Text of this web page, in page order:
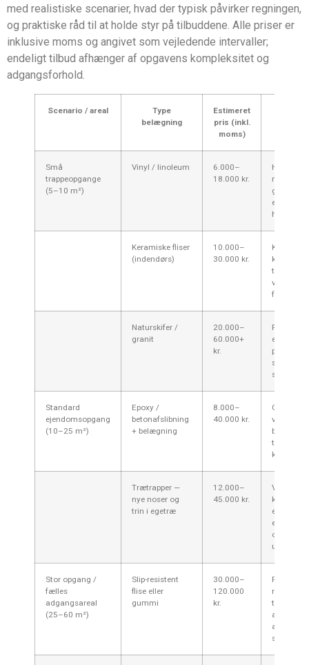
med realistiske scenarier, hvad der typisk påvirker regningen,
og praktiske råd til at holde styr på tilbuddene. Alle priser er
inklusive moms og angivet som vejledende intervaller;
endeligt tilbud afhænger af opgavens kompleksitet og
adgangsforhold.
Scenario / areal
Type
belægning
Estimeret
pris (inkl.
moms)
Små
trappeopgange
(5–10 m²)
Vinyl / linoleum
6.000–
18.000 kr.
Hurtigt
god
høj
Keramiske fliser
(indendørs)
10.000–
30.000 kr.
Koster
kappning
velegnet
frekvent
Naturskifer /
granit
20.000–
60.000+
kr.
Robust og
prisen op
skråsnit
Standard
ejendomsopgang
(10–25 m²)
Epoxy /
betonafslibning
+ belægning
8.000–
40.000 kr.
Godt til
ved grove
betontrin;
tørretid
kræver
Trætrapper —
nye noser og
trin i egetræ
12.000–
45.000 kr.
Varme
kræver
eventuel
Stor opgang /
fælles
adgangsareal
(25–60 m²)
Slip-resistent
flise eller
gummi
30.000–
120.000
kr.
Flere
repos =
adgang
spiller ind.